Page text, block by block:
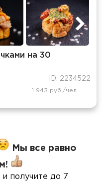
на 30
ID: 2234522
1 943 руб./чел.
Мы все равно
и получите до 7